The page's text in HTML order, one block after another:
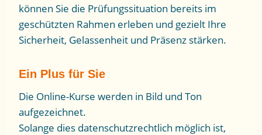
können Sie die Prüfungssituation bereits im
geschützten Rahmen erleben und gezielt Ihre
Sicherheit, Gelassenheit und Präsenz stärken.
Ein Plus für Sie
Die Online-Kurse werden in Bild und Ton
aufgezeichnet.
Solange dies datenschutzrechtlich möglich ist,